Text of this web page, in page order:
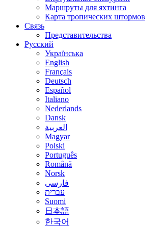
Маршруты для яхтинга
Карта тропических штормов
Связь
Представительства
Русский
Українська
English
Français
Deutsch
Español
Italiano
Nederlands
Dansk
العربية
Magyar
Polski
Português
Română
Norsk
فارسی
עברית
Suomi
日本語
한국어